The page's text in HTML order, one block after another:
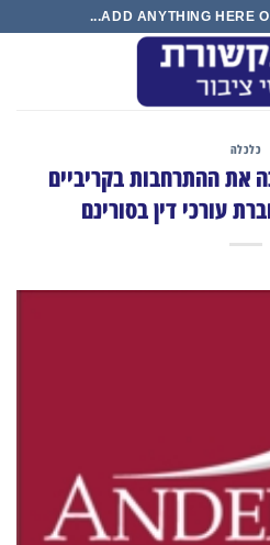
ADD ANYTHING HERE
כלכלה
את ההתרחבות בקריביים
עורכי דין בסורינם